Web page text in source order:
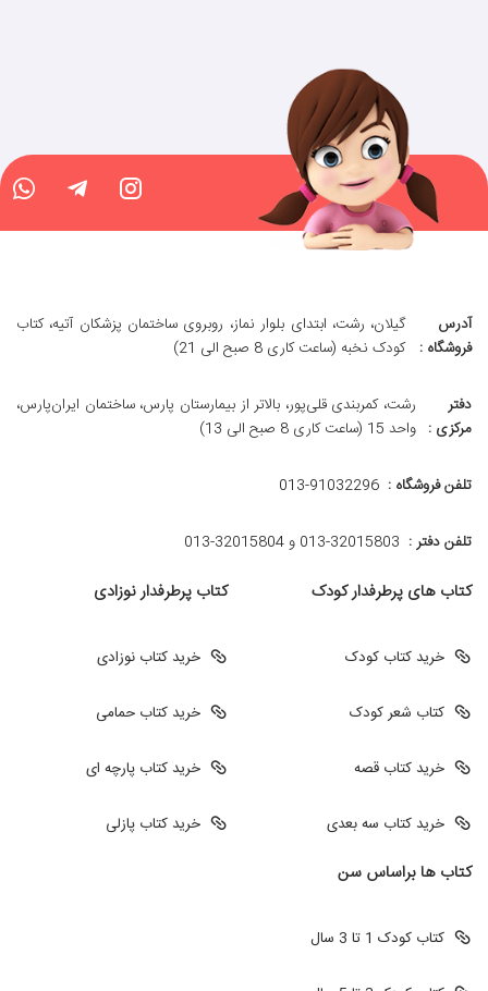
آدرس
فروشگاه :
گیلان، رشت، ابتدای بلوار نماز، روبروی ساختمان پزشکان آتیه، کتاب
کودک نخبه (ساعت کاری 8 صبح الی 21)
دفتر
مرکزی :
رشت، کمربندی قلی‌پور، بالاتر از بیمارستان پارس، ساختمان ایران‌پارس،
واحد 15 (ساعت کاری 8 صبح الی 13)
تلفن فروشگاه : 013-91032296
تلفن دفتر : 013-32015803 و 32015804-013
کتاب های پرطرفدار کودک
خرید کتاب کودک
کتاب شعر کودک
خرید کتاب قصه
خرید کتاب سه بعدی
کتاب پرطرفدار نوزادی
خرید کتاب نوزادی
خرید کتاب حمامی
خرید کتاب پارچه ای
خرید کتاب پازلی
کتاب ها براساس سن
کتاب کودک 1 تا 3 سال